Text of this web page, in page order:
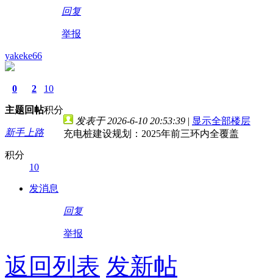
回复
举报
yakeke66
0
主题
2
回帖
10
积分
新手上路
积分
10
发消息
发表于 2026-6-10 20:53:39 | 显示全部楼层
充电桩建设规划：2025年前三环内全覆盖
回复
举报
返回列表 发新帖